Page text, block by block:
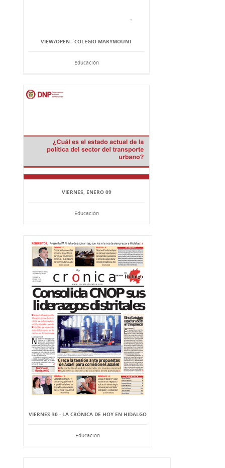
VIEW/OPEN - COLEGIO MARYMOUNT
Educación
VIERNES, ENERO 09
Educación
VIERNES 30 - LA CRÓNICA DE HOY EN HIDALGO
Educación